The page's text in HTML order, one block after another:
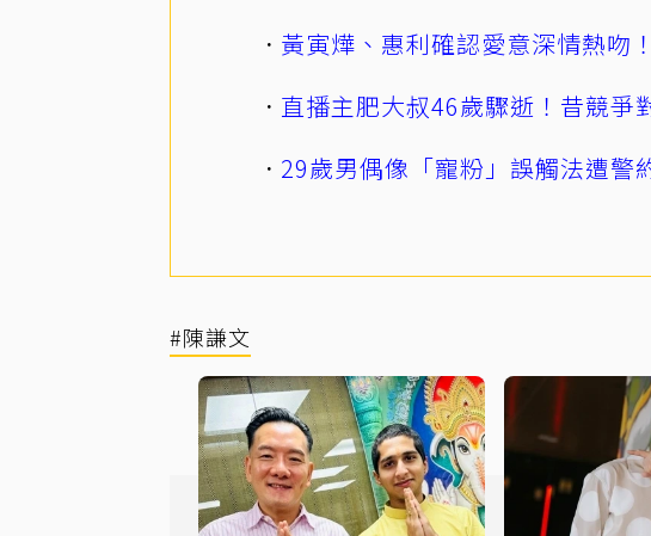
黃寅燁、惠利確認愛意深情熱吻
直播主肥大叔46歲驟逝！昔競爭
29歲男偶像「寵粉」誤觸法遭警
#陳謙文